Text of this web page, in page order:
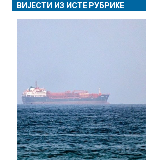
ВИЈЕСТИ ИЗ ИСТЕ РУБРИКЕ